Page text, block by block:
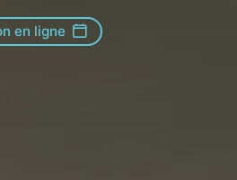
en ligne